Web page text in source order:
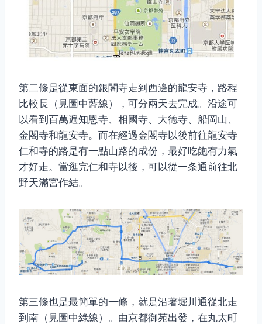
第二條是從東面的銀閣寺走到西邊的龍安寺，路程
比較長（見圖中藍線），可分兩天去完成。沿途可
以看到百萬遍知恩寺、相國寺、大德寺、船岡山、
金閣寺和龍安寺。而在經過金閣寺以後前往龍安寺
仁和寺的路是有一點山路的成份，最好吃飽有力氣
才好走。當逛完仁和寺以後，可以從一条通前往北
野天滿宮作結。
第三條也是最簡單的一條，就是沿著堀川通從北走
到南（見圖中綠線）。由京都御苑出發，在丸太町